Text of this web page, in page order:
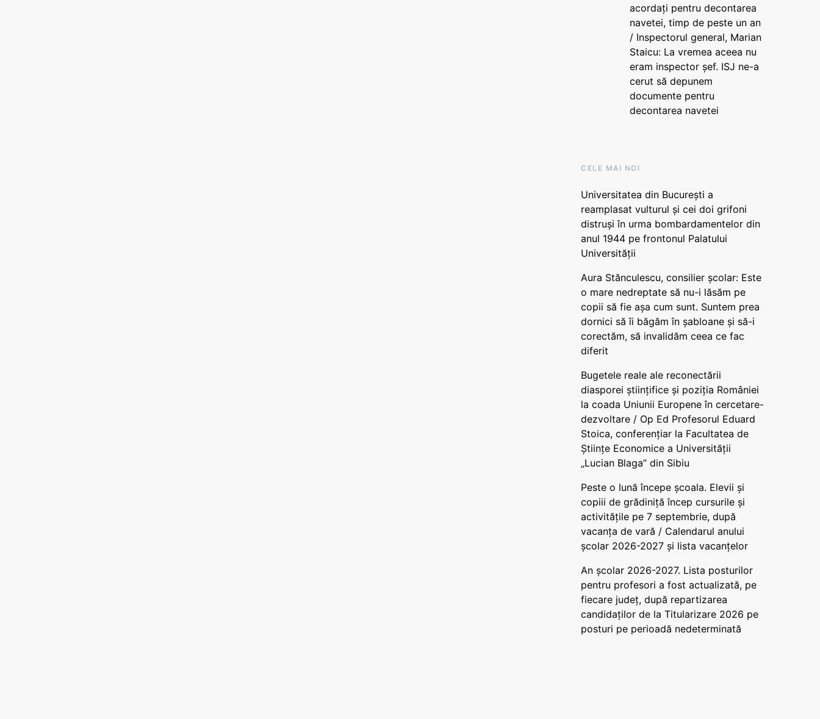
acordați pentru decontarea
navetei, timp de peste un an
/ Inspectorul general, Marian
Staicu: La vremea aceea nu
eram inspector șef. ISJ ne-a
cerut să depunem
documente pentru
decontarea navetei
CELE MAI NOI
Universitatea din București a
reamplasat vulturul și cei doi grifoni
distruși în urma bombardamentelor din
anul 1944 pe frontonul Palatului
Universității
Aura Stănculescu, consilier școlar: Este
o mare nedreptate să nu-i lăsăm pe
copii să fie așa cum sunt. Suntem prea
dornici să îi băgăm în șabloane și să-i
corectăm, să invalidăm ceea ce fac
diferit
Bugetele reale ale reconectării
diasporei științifice și poziția României
la coada Uniunii Europene în cercetare-
dezvoltare / Op Ed Profesorul Eduard
Stoica, conferențiar la Facultatea de
Științe Economice a Universității
„Lucian Blaga” din Sibiu
Peste o lună începe școala. Elevii și
copiii de grădiniță încep cursurile și
activitățile pe 7 septembrie, după
vacanța de vară / Calendarul anului
școlar 2026-2027 și lista vacanțelor
An școlar 2026-2027. Lista posturilor
pentru profesori a fost actualizată, pe
fiecare județ, după repartizarea
candidaților de la Titularizare 2026 pe
posturi pe perioadă nedeterminată